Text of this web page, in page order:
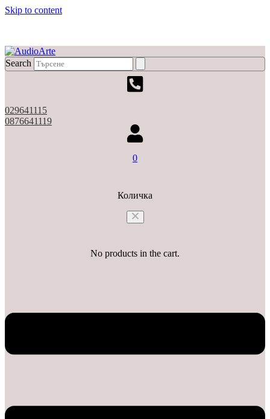
Skip to content
Search
029641115
0876641119
0
Количка
No products in the cart.